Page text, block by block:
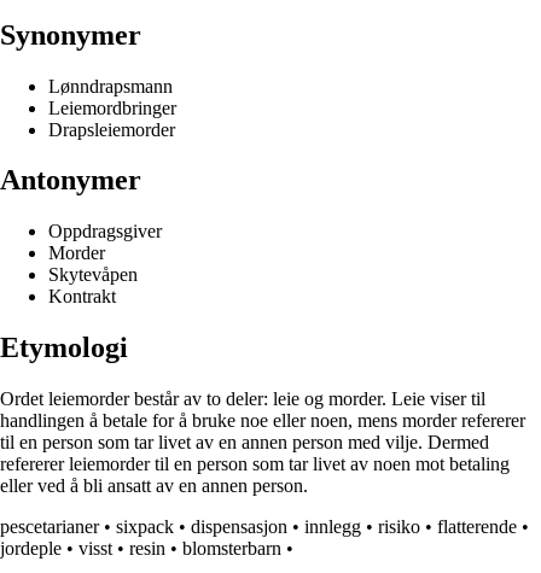
Synonymer
Lønndrapsmann
Leiemordbringer
Drapsleiemorder
Antonymer
Oppdragsgiver
Morder
Skytevåpen
Kontrakt
Etymologi
Ordet leiemorder består av to deler: leie og morder. Leie viser til
handlingen å betale for å bruke noe eller noen, mens morder refererer
til en person som tar livet av en annen person med vilje. Dermed
refererer leiemorder til en person som tar livet av noen mot betaling
eller ved å bli ansatt av en annen person.
pescetarianer• sixpack • dispensasjon • innlegg • risiko • flatterende •
jordeple • visst • resin • blomsterbarn •